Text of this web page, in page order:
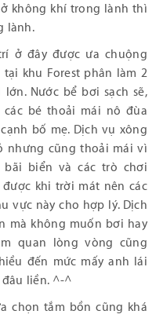
không khí trong lành thì
lành.
ở đây được ưa chuộng
khu Forest phân làm 2
Nước bể bơi sạch sẽ,
bé thoải mái nô đùa
bố mẹ. Dịch vụ xông
nhưng cũng thoải mái vì
bãi biển và các trò chơi
khi trời mát nên các
vực này cho hợp lý. Dịch
mà không muốn bơi hay
quan lòng vòng cũng
đến mức mấy anh lái
liền. ^-^
chọn tắm bồn cũng khá